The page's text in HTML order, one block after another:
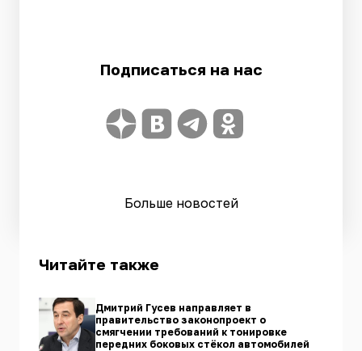
Подписаться на нас
Больше новостей
Читайте также
Дмитрий Гусев направляет в
правительство законопроект о
смягчении требований к тонировке
передних боковых стёкол автомобилей